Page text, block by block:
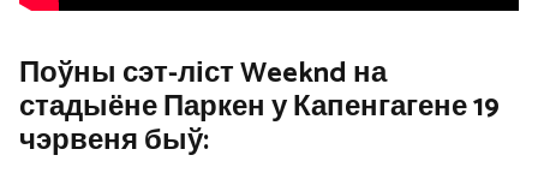
Поўны сэт-ліст Weeknd на
стадыёне Паркен у Капенгагене 19
чэрвеня быў: